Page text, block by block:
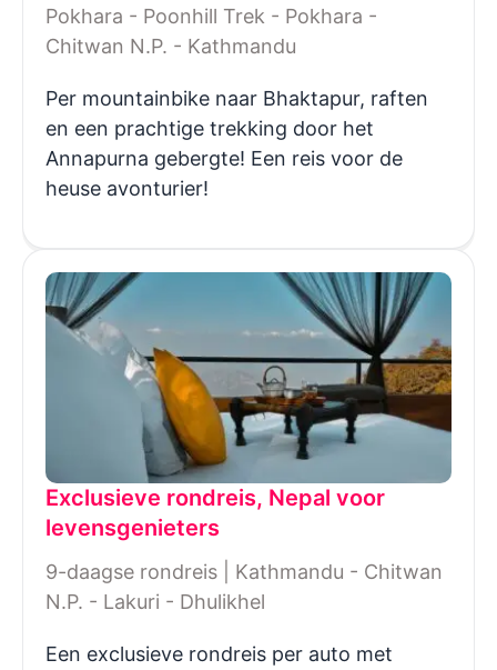
Pokhara - Poonhill Trek - Pokhara -
Chitwan N.P. - Kathmandu
Per mountainbike naar Bhaktapur, raften
en een prachtige trekking door het
Annapurna gebergte! Een reis voor de
heuse avonturier!
Exclusieve rondreis, Nepal voor
levensgenieters
9-daagse rondreis | Kathmandu - Chitwan
N.P. - Lakuri - Dhulikhel
Een exclusieve rondreis per auto met